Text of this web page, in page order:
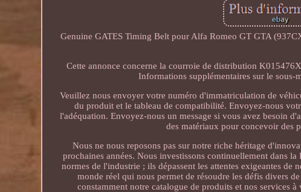
Genuine GATES Timing Belt pour Alfa Romeo GT GTA
Cette annonce concerne la courroie de distribution
Informations supplémentaires sur le
Veuillez nous envoyer votre numéro d'immatriculation de
du produit et le tableau de compatibilité. Envoyez-nous
l'adéquation. Envoyez-nous un message si vous avez besoin
des matériaux pour concevoir des
Nous ne nous reposons pas sur notre riche héritage
prochaines années. Nous investissons continuellement dans
normes de l'industrie ; ils dépassent les attentes exigeantes
monde réel qui nous permet de résoudre les défis divers
constamment notre catalogue de produits et nos services